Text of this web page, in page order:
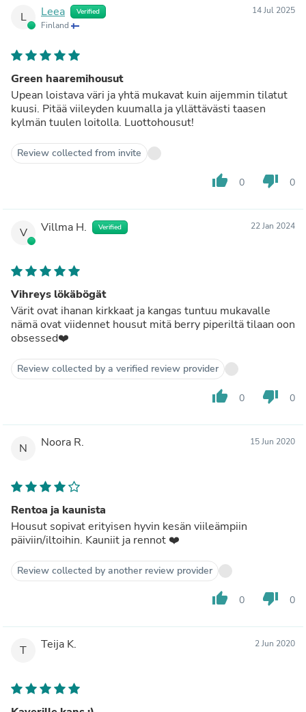
L Leea Verified
Finland
14 Jul 2025
Green haaremihousut
Upean loistava väri ja yhtä mukavat kuin aijemmin tilatut
kuusi. Pitää viileyden kuumalla ja yllättävästi taasen
kylmän tuulen loitolla. Luottohousut!
Review collected from invite
thumb_up 0 thumb_down 0
V Villma H. Verified 22 Jan 2024
Vihreys lökäbögät
Värit ovat ihanan kirkkaat ja kangas tuntuu mukavalle
nämä ovat viidennet housut mitä berry piperiltä tilaan oon
obsessed❤️
Review collected by a verified review provider
thumb_up 0 thumb_down 0
N Noora R. 15 Jun 2020
Rentoa ja kaunista
Housut sopivat erityisen hyvin kesän viileämpiin
päiviin/iltoihin. Kauniit ja rennot ❤️
Review collected by another review provider
thumb_up 0 thumb_down 0
T Teija K. 2 Jun 2020